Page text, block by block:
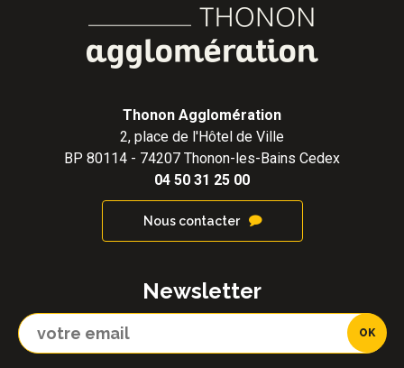
Thonon Agglomération
2, place de l'Hôtel de Ville
BP 80114 - 74207 Thonon-les-Bains Cedex
04 50 31 25 00
Nous contacter
Newsletter